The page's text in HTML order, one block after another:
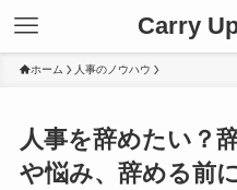
Carry
ホーム 人事のノウハウ
人事を辞めたい？
や悩み、辞める前